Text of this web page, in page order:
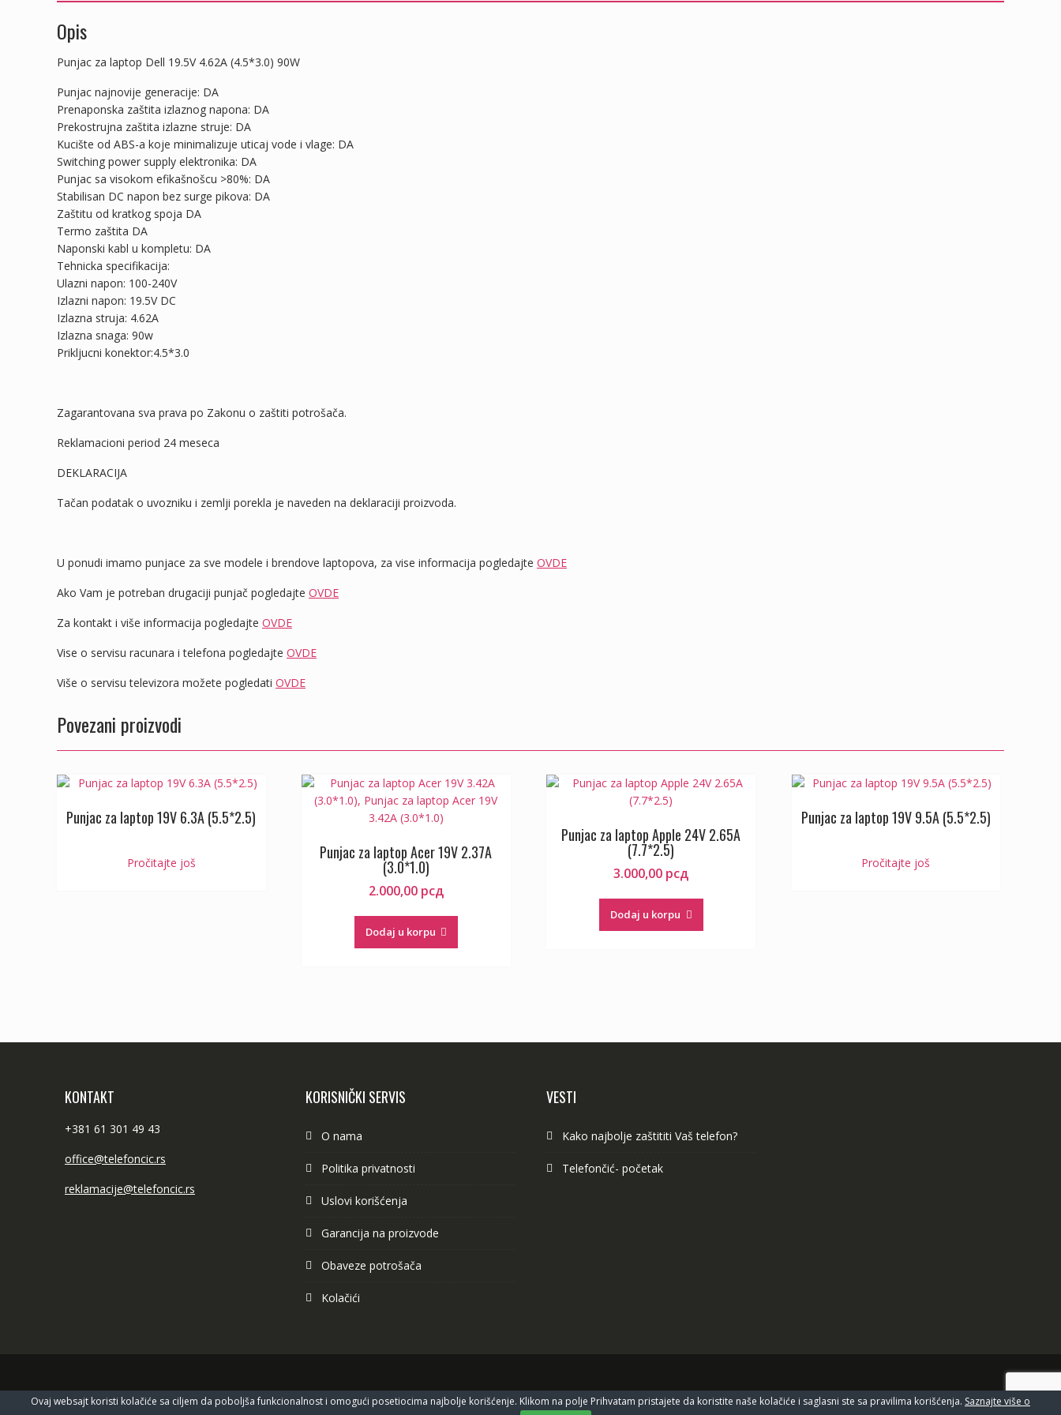
Opis
Punjac za laptop Dell 19.5V 4.62A (4.5*3.0) 90W
Punjac najnovije generacije: DA
Prenaponska zaštita izlaznog napona: DA
Prekostrujna zaštita izlazne struje: DA
Kucište od ABS-a koje minimalizuje uticaj vode i vlage: DA
Switching power supply elektronika: DA
Punjac sa visokom efikašnošcu >80%: DA
Stabilisan DC napon bez surge pikova: DA
Zaštitu od kratkog spoja DA
Termo zaštita DA
Naponski kabl u kompletu: DA
Tehnicka specifikacija:
Ulazni napon: 100-240V
Izlazni napon: 19.5V DC
Izlazna struja: 4.62A
Izlazna snaga: 90w
Prikljucni konektor:4.5*3.0
Zagarantovana sva prava po Zakonu o zaštiti potrošača.
Reklamacioni period 24 meseca
DEKLARACIJA
Tačan podatak o uvozniku i zemlji porekla je naveden na deklaraciji proizvoda.
U ponudi imamo punjace za sve modele i brendove laptopova, za vise informacija pogledajte OVDE
Ako Vam je potreban drugaciji punjač pogledajte OVDE
Za kontakt i više informacija pogledajte OVDE
Vise o servisu racunara i telefona pogledajte OVDE
Više o servisu televizora možete pogledati OVDE
Povezani proizvodi
Punjac za laptop 19V 6.3A (5.5*2.5)
Pročitajte još
Punjac za laptop Acer 19V 2.37A
(3.0*1.0)
2.000,00 рсд
Dodaj u korpu
Punjac za laptop Apple 24V 2.65A
(7.7*2.5)
3.000,00 рсд
Dodaj u korpu
Punjac za laptop 19V 9.5A (5.5*2.5)
Pročitajte još
KONTAKT
+381 61 301 49 43
office@telefoncic.rs
reklamacije@telefoncic.rs
KORISNIČKI SERVIS
O nama
Politika privatnosti
Uslovi korišćenja
Garancija na proizvode
Obaveze potrošača
Kolačići
VESTI
Kako najbolje zaštititi Vaš telefon?
Telefončić- početak
IT Servis Centar 2020© All Right Reserved
Ovaj websajt koristi kolačiće sa ciljem da poboljša funkcionalnost i omogući posetiocima najbolje korišćenje. Klikom na polje Prihvatam pristajete da koristite naše kolačiće i saglasni ste sa pravilima korišćenja. Saznajte više o